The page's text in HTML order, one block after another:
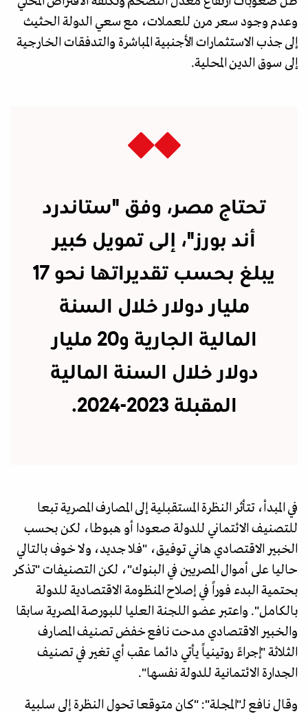
وعدم وجود سعر مرن للعملات، مع سعي الدولة الحثيث
إلى جذب الاستثمارات الأجنبية المباشرة والتدفقات الخارجية
إلى سوق الدين المحلية.
تحتاج مصر، وفق "ستاندرد
أند بورز"، إلى تمويل كبير
يبلغ بحسب تقديراتها نحو 17
مليار دولار خلال السنة
المالية الجارية و20 مليار
دولار خلال السنة المالية
المقبلة 2023-2024.
في المبدأ، تتأثر النظرة المستقبلية إلى المصارف المصرية تبعا
للتصنيف الائتماني للدولة صعودا أو هبوطا، لكن بحسب
الخبير الاقتصادي هاني توفيق، "فلا جديد، ولا خوف بالتالي
حاليا على أموال المصريين في البنوك"، لكن التصنيفات "تذكر
بحتمية البدء فوراً في إصلاح المنظومة الاقتصادية للدولة
بالكامل". واعتبر عضو اللجنة العليا للبورصة المصرية سابقا
والخبير الاقتصادي مدحت نافع خفض تصنيف المصارف
الثلاثة "إجراءً روتينياً يأتي دائما عقب أي تغير في تصنيف
الجدارة الائتمانية للدولة نفسها".
وقال نافع لـ"المجلة": "كان متوقعا تحول النظرة إلى سلبية